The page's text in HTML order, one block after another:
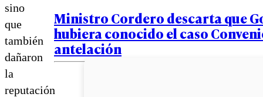
sino
que
también
dañaron
la
reputación
Ministro Cordero descarta que
hubiera conocido el caso
antelación